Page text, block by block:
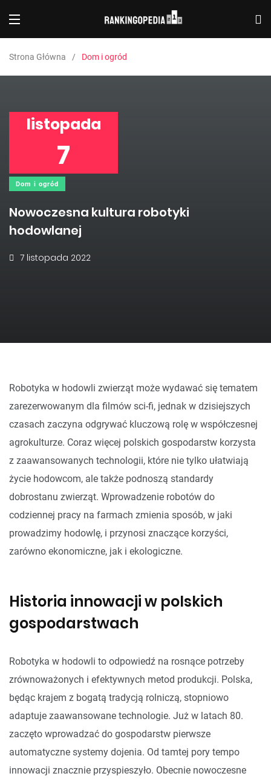
Strona Główna Dom i ogród
listopada
7
Dom i ogród
Nowoczesna kultura robotyki
hodowlanej
7 listopada 2022
Robotyka w hodowli zwierząt może wydawać się tematem
zarezerwowanym dla filmów sci-fi, jednak w dzisiejszych
czasach zaczyna odgrywać kluczową rolę w współczesnej
agrokulturze. Coraz więcej polskich gospodarstw korzysta
z zaawansowanych technologii, które nie tylko ułatwiają
życie hodowcom, ale także podnoszą standardy
dobrostanu zwierząt. Wprowadzenie robotów do
codziennej pracy na farmach zmienia sposób, w jaki
prowadzimy hodowlę, i przynosi znaczące korzyści,
zarówno ekonomiczne, jak i ekologiczne.
Historia innowacji w polskich
gospodarstwach
Robotyka w hodowli to odpowiedź na rosnące potrzeby
zrównoważonych i efektywnych metod produkcji. Polska,
będąc krajem z bogatą tradycją rolniczą, stopniowo
adaptuje zaawansowane technologie. Już w latach 80.
zaczęto wprowadzać do gospodarstw pierwsze
automatyczne systemy dojenia. Od tamtej pory tempo
innowacji znacznie przyspieszyło. Obecnie nowoczesne